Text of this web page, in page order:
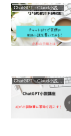
ChatGPT・Claud小説講座